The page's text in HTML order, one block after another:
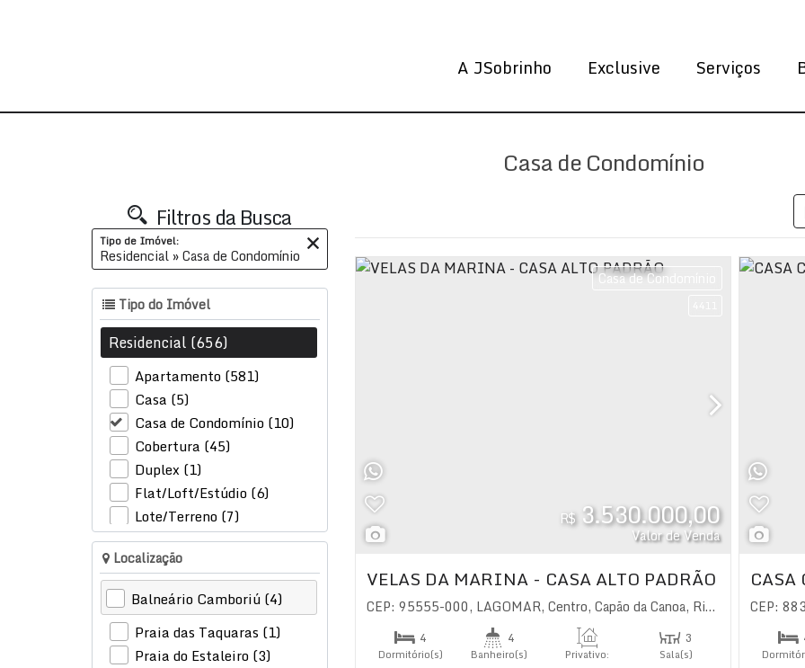
Serviços
Exclusive
A JSobrinho
Casa de Condomínio
Filtros da Busca
Tipo de Imóvel:
Residencial » Casa de Condomínio
Tipo do Imóvel
Residencial (656)
Apartamento (581)
Casa (5)
Casa de Condomínio (10)
Cobertura (45)
Duplex (1)
Flat/Loft/Estúdio (6)
Lote/Terreno (7)
Sobrado (1)
Comercial (6)
Loja (4)
Salas Comerciais (1)
Terreno (1)
Localização
Balneário Camboriú (4)
Praia das Taquaras (1)
Praia do Estaleiro (3)
Casa de Condomínio
R$3.530.000,00
Valor de Venda
VELAS DA MARINA - CASA ALTO PADRÃO
CEP: 95555-000, LAGOMAR, Centro, Capão da Canoa, Rio Grande do Sul ,
4
Dormitório(s)
4
Banheiro(s) Privativo:
3
Sala(s)
CASA
CEP: